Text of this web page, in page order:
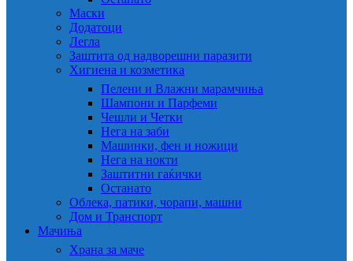
Маски
Додатоци
Легла
Заштита од надворешни паразити
Хигиена и козметика
Пелени и Влажни марамчиња
Шампони и Парфеми
Чешли и Четки
Нега на заби
Машинки, фен и ножици
Нега на нокти
Заштитни гаќички
Останато
Облека, патики, чорапи, машни
Дом и Транспорт
Мачиња
Храна за маче